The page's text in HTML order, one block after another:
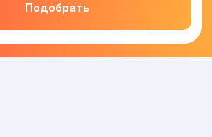
Подобрать